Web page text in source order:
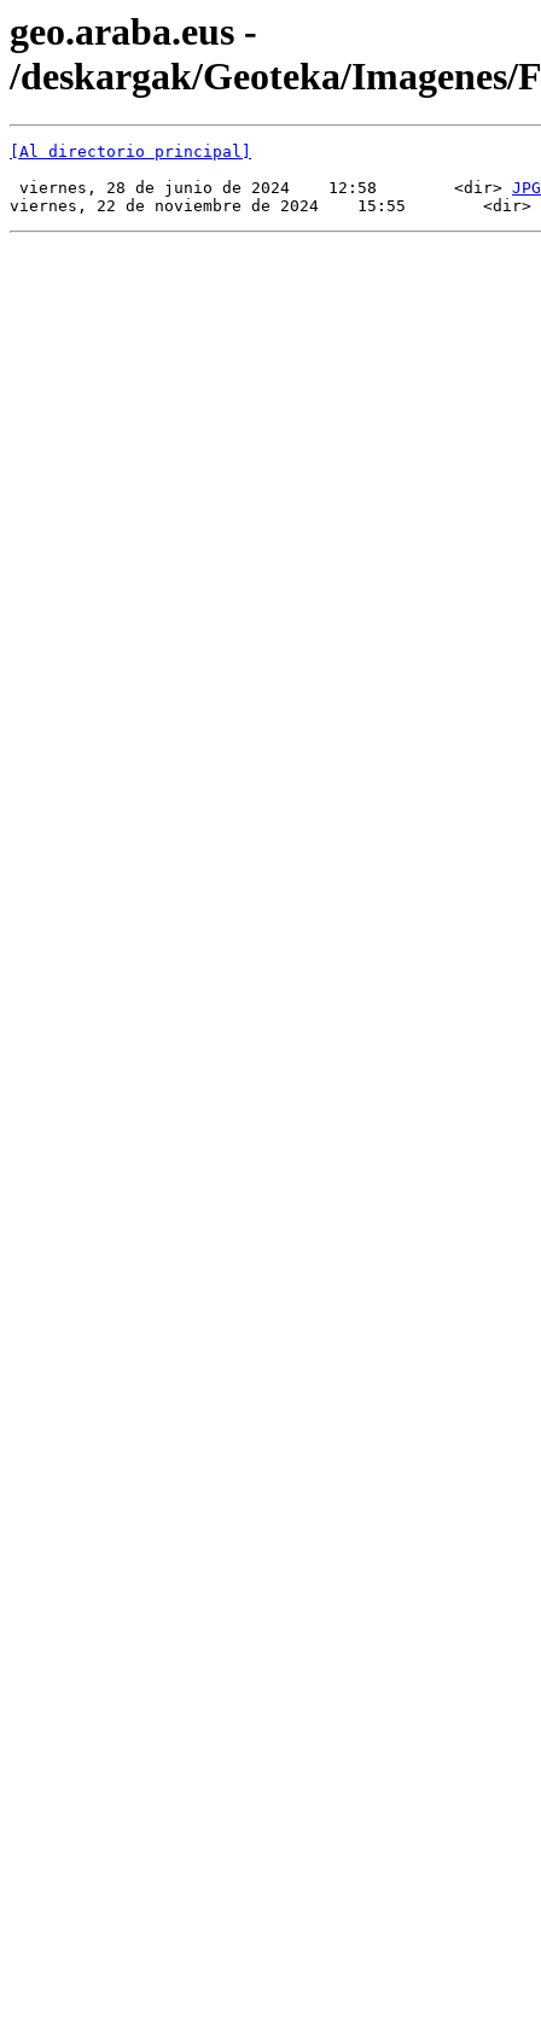
geo.araba.eus -
/deskargak/Geoteka/Imagenes/
[Al directorio principal]
viernes, 28 de junio de 2024    12:58        <dir> JPG
viernes, 22 de noviembre de 2024    15:55        <dir>